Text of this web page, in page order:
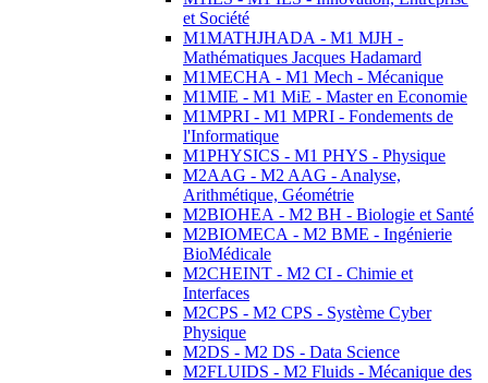
et Société
M1MATHJHADA - M1 MJH -
Mathématiques Jacques Hadamard
M1MECHA - M1 Mech - Mécanique
M1MIE - M1 MiE - Master en Economie
M1MPRI - M1 MPRI - Fondements de
l'Informatique
M1PHYSICS - M1 PHYS - Physique
M2AAG - M2 AAG - Analyse,
Arithmétique, Géométrie
M2BIOHEA - M2 BH - Biologie et Santé
M2BIOMECA - M2 BME - Ingénierie
BioMédicale
M2CHEINT - M2 CI - Chimie et
Interfaces
M2CPS - M2 CPS - Système Cyber
Physique
M2DS - M2 DS - Data Science
M2FLUIDS - M2 Fluids - Mécanique des